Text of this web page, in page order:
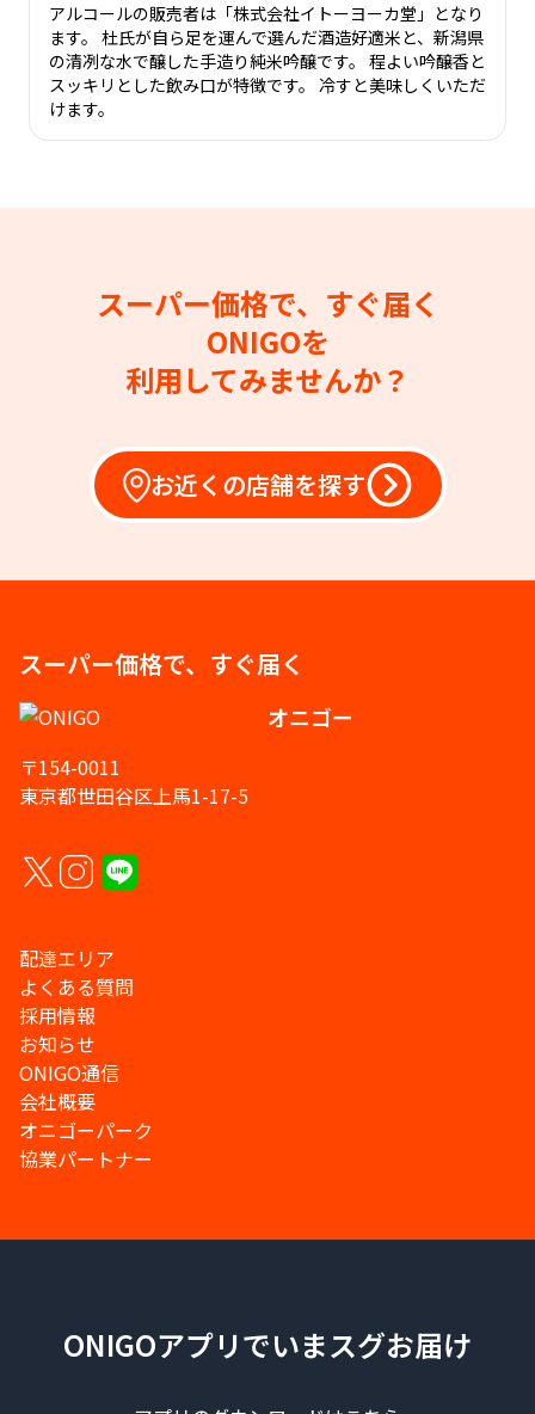
アルコールの販売者は「株式会社イトーヨーカ堂」となり
ます。 杜氏が自ら足を運んで選んだ酒造好適米と、新潟県
の清冽な水で醸した手造り純米吟醸です。 程よい吟醸香と
スッキリとした飲み口が特徴です。 冷すと美味しくいただ
けます。
スーパー価格で、すぐ届く
ONIGOを
利用してみませんか？
お近くの店舗を探す
スーパー価格で、すぐ届く
オニゴー
〒154-0011
東京都世田谷区上馬1-17-5
配達エリア
よくある質問
採用情報
お知らせ
ONIGO通信
会社概要
オニゴーパーク
協業パートナー
ONIGOアプリでいまスグお届け